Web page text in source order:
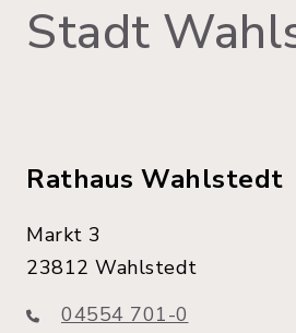
Stadt
Rathaus Wahlstedt
Markt 3
23812 Wahlstedt
04554 701-0